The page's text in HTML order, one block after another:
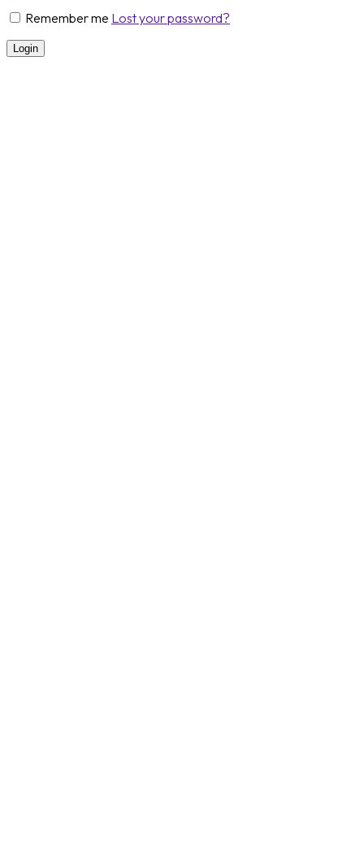
Remember me Lost your password?